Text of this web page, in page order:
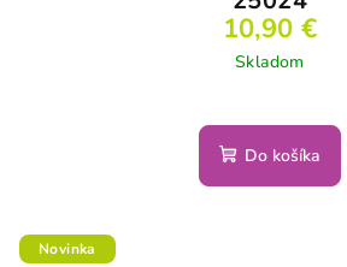
10,90 €
Skladom
Do košíka
Novinka